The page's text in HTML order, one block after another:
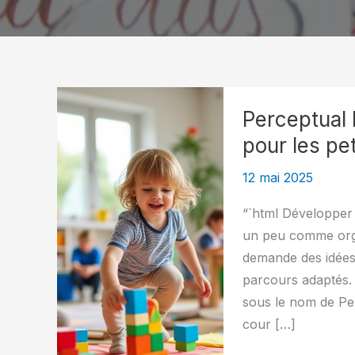
Perceptual
pour les
12 mai 2025
“`html
un peu comme
demande des
parcours
sous le nom de
cour […]